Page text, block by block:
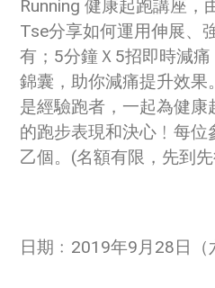
Running 健康起跑講座，
Tse分享如何運用伸展、
有；5分鐘Ｘ5招即時減
錦囊，助你減痛提升效果
是經驗跑者，一起為健
的跑步表現和決心﹗每
乙個。(名額有限，先到
日期﹕2019年9月28日（